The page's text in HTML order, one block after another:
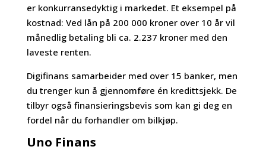
er konkurransedyktig i markedet. Et eksempel på
kostnad: Ved lån på 200 000 kroner over 10 år vil
månedlig betaling bli ca. 2.237 kroner med den
laveste renten.
Digifinans samarbeider med over 15 banker, men
du trenger kun å gjennomføre én kredittsjekk. De
tilbyr også finansieringsbevis som kan gi deg en
fordel når du forhandler om bilkjøp.
Uno Finans